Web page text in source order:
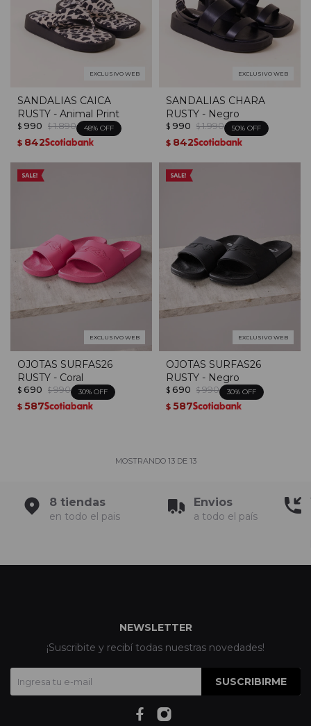
EXCLUSIVO WEB
SANDALIAS CAICA
RUSTY - Animal Print
$ 990 $ 1.890 48
$ 842
EXCLUSIVO WEB
SANDALIAS CHARA
RUSTY - Negro
$ 990 $ 1.990 50
$ 842
EXCLUSIVO WEB
OJOTAS SURFAS26
RUSTY - Coral
$ 690 $ 990 30
$ 587
EXCLUSIVO WEB
OJOTAS SURFAS26
RUSTY - Negro
$ 690 $ 990 30
$ 587
MOSTRANDO 13DE 13
8 tiendas
en todo el pais
Envios
a todo el país
NEWSLETTER
¡Suscribite y recibí todas nuestras novedades!
SUSCRIBIRME